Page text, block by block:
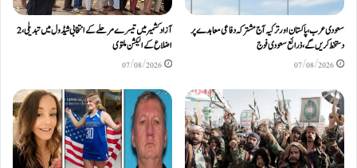
سعودی عرب، پاکستان اور ترکیہ آج مشترکہ دفاعی معاہدے پر
دستخط کریں گے، ذرائع سعودی فوج
07/08/2026
آزادکشمیر میں تیسرے مرحلے کے انتخابی شیڈول میں تبدیلی، 2
اضلاع کے الیکشن ملتوی
07/08/2026